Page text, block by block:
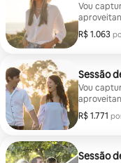
Vou
receberá
R$ 1.063
R$ 1.063
,
Sessão
Vou
receberá
R$ 1.771
R$ 1.771
,
Sessão